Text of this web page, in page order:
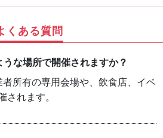
くある質問
な場所で開催されますか？
所有の専用会場や、飲食店、イベ
されます。